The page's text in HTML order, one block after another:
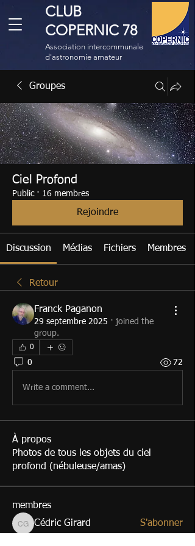
CLUB
COPERNIC 78
Association intercommunale
d'astronomie amateur
Groupes
Ciel Profond
Public · 16 membres
Rejoindre
Discussion Médias Fichiers Membres
Retour
Franck Paganon
29 septembre 2025 · joined the
group.
0
0 72
Write a comment...
À propos
Photos de tous les objets du ciel
profond (nébuleuse/amas)
membres
Cédric Girard
Cédric Girard
S'abonner